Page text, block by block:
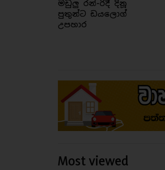
මඩුලු රන්-රිදී දිනූ
පුතුන්ට ඩයලොග්
උපහාර
Most viewed